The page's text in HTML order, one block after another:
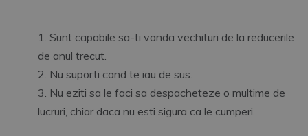
Sunt capabile sa-ti vanda vechituri de la reducerile
de anul trecut.
Nu suporti cand te iau de sus.
Nu eziti sa le faci sa despacheteze o multime de
lucruri, chiar daca nu esti sigura ca le cumperi.